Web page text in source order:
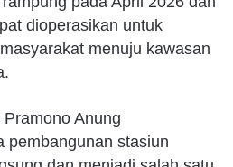
dioperasikan untuk
menuju kawasan
Anung
pembangunan stasiun